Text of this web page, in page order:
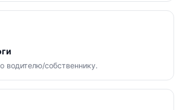
водителю/собственнику.